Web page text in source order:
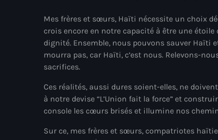
Mes frères et sœurs, Haïti nécessite un choix
crois encore en notre capacité à être une
dignité. Ensemble, nous pouvons sauver Haïti
mourra pas, car Haïti, c’est nous. Relevons-
sacrifices.
Ces réalités, aussi dures soient-elles, ne
à notre devise “L’Union fait la force” et
console les cœurs brisés et illumine nos
Sur ce, mes frères et sœurs, compatriotes